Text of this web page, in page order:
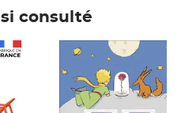
consulté
Prix 7,50€